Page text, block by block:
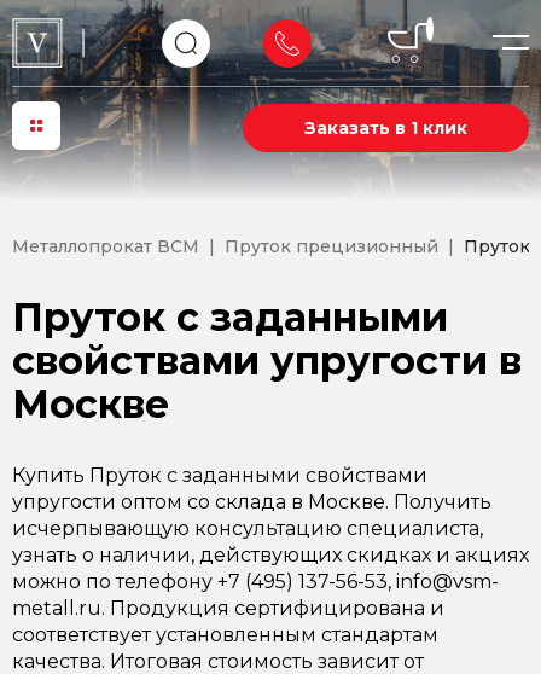
Заказать в 1 клик
Металлопрокат ВСМ Пруток прецизионный Пруток
Пруток с заданными
свойствами упругости в
Москве
Купить Пруток с заданными свойствами
упругости оптом со склада в Москве. Получить
исчерпывающую консультацию специалиста,
узнать о наличии, действующих скидках и акциях
можно по телефону +7 (495) 137-56-53, info@vsm-
metall.ru. Продукция сертифицирована и
соответствует установленным стандартам
качества. Итоговая стоимость зависит от